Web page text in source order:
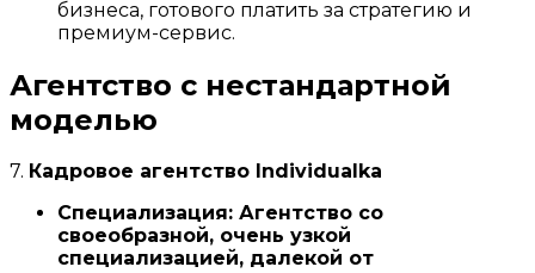
бизнеса, готового платить за стратегию и
премиум-сервис.
Агентство с нестандартной
моделью
7. Кадровое агентство Individualka
Специализация: Агентство со
своеобразной, очень узкой
специализацией, далекой от